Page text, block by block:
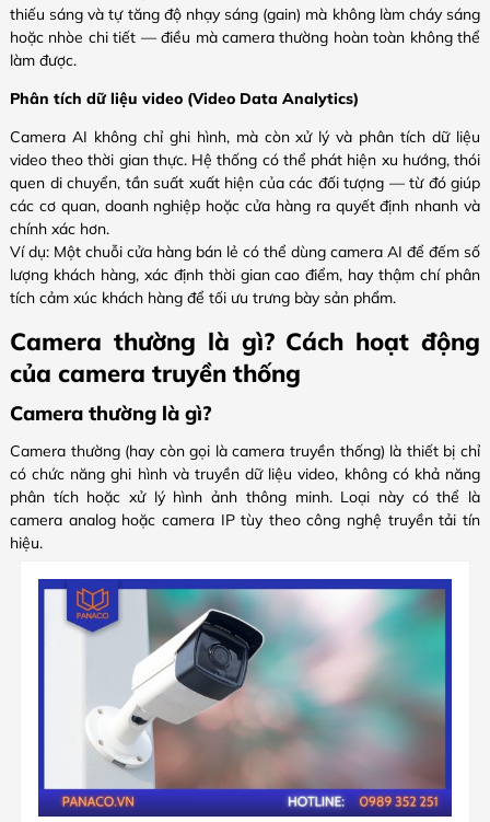
thiếu sáng và tự tăng độ nhạy sáng (gain) mà không làm cháy sáng
hoặc nhòe chi tiết — điều mà camera thường hoàn toàn không thể
làm được.
Phân tích dữ liệu video (Video Data Analytics)
Camera AI không chỉ ghi hình, mà còn xử lý và phân tích dữ liệu
video theo thời gian thực. Hệ thống có thể phát hiện xu hướng, thói
quen di chuyển, tần suất xuất hiện của các đối tượng — từ đó giúp
các cơ quan, doanh nghiệp hoặc cửa hàng ra quyết định nhanh và
chính xác hơn.
Ví dụ: Một chuỗi cửa hàng bán lẻ có thể dùng camera AI để đếm số
lượng khách hàng, xác định thời gian cao điểm, hay thậm chí phân
tích cảm xúc khách hàng để tối ưu trưng bày sản phẩm.
Camera thường là gì? Cách hoạt động
của camera truyền thống
Camera thường là gì?
Camera thường (hay còn gọi là camera truyền thống) là thiết bị chỉ
có chức năng ghi hình và truyền dữ liệu video, không có khả năng
phân tích hoặc xử lý hình ảnh thông minh. Loại này có thể là
camera analog hoặc camera IP tùy theo công nghệ truyền tải tín
hiệu.